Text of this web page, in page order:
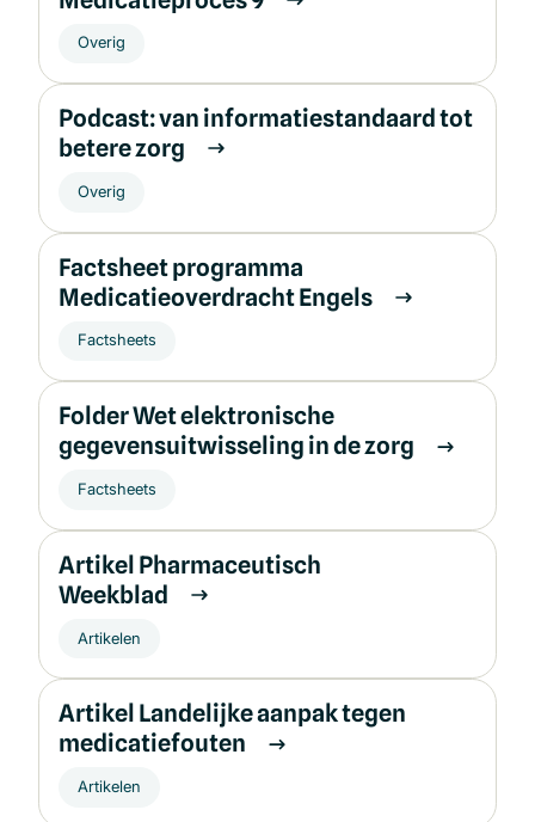
Overig
Podcast: van informatiestandaard tot
betere zorg
Overig
Factsheet programma
Medicatieoverdracht Engels
Factsheets
Folder Wet elektronische
gegevensuitwisseling in de zorg
Factsheets
Artikel Pharmaceutisch
Weekblad
Artikelen
Artikel Landelijke aanpak tegen
medicatiefouten
Artikelen